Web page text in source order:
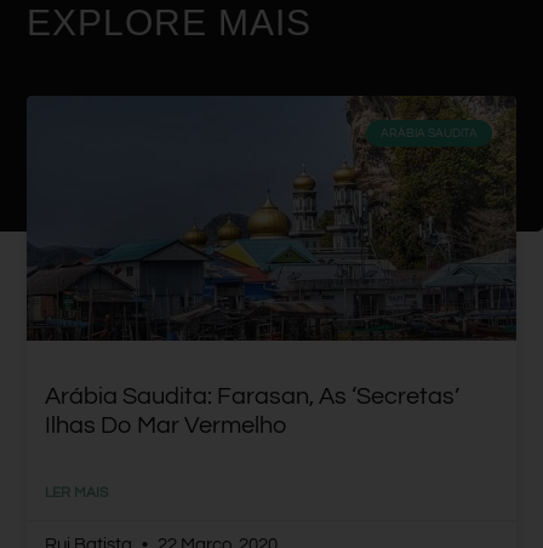
EXPLORE MAIS
ARÁBIA SAUDITA
Arábia Saudita: Farasan, As ‘secretas’
Ilhas Do Mar Vermelho
LER MAIS